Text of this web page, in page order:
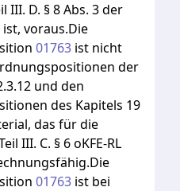
III. D. § 8Abs. 3der
ist, voraus.Die
01763 ist nicht
der
und den
des Kapitels 19
das fürdie
III. C. § 6oKFE-RL
01763 ist bei